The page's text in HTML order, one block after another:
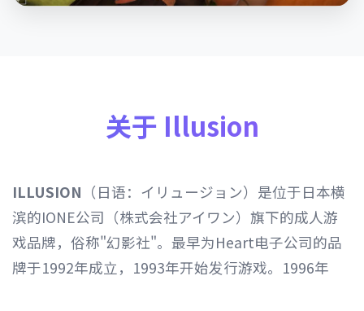
关于 Illusion
ILLUSION （日语：イリュージョン）是位于日本横
滨的IONE公司（株式会社アイワン）旗下的成人游
戏品牌，俗称"幻影社"。最早为Heart电子公司的品
牌于1992年成立，1993年开始发行游戏。1996年